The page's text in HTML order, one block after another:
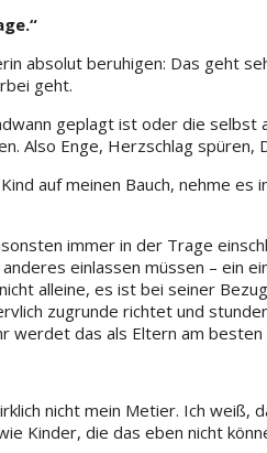
absolut beruhigen: Das geht
geht.
geplagt ist oder die
Also Enge, Herzschlag spüren,
auf meinen Bauch, nehme
immer in der Trage
einlassen müssen – ein
alleine, es ist bei seiner
zugrunde richtet und
werdet das als Eltern am
nicht mein Metier. Ich weiß,
Kinder, die das eben nicht